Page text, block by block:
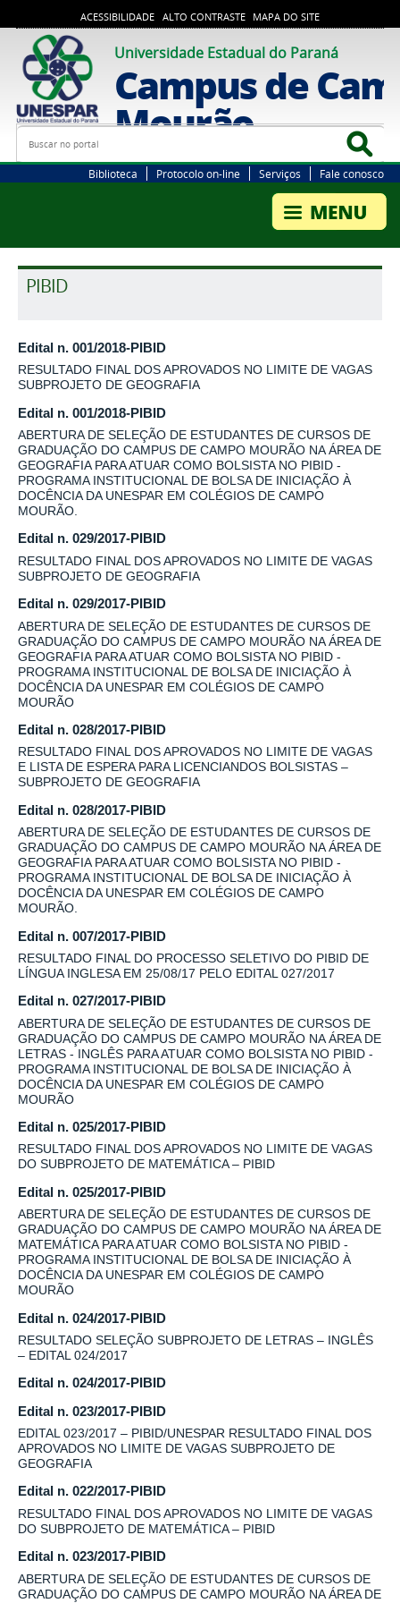
ACESSIBILIDADE ALTO CONTRASTE MAPA DO SITE
Universidade Estadual do Paraná
Campus de
Mourão
Busca
Biblioteca Protocolo on-line Serviços Fale conosco
PIBID
Edital n. 001/2018-PIBID
RESULTADO FINAL DOS APROVADOS NO LIMITE DE VAGAS
SUBPROJETO DE GEOGRAFIA
Edital n. 001/2018-PIBID
ABERTURA DE SELEÇÃO DE ESTUDANTES DE CURSOS DE
GRADUAÇÃO DO CAMPUS DE CAMPO MOURÃO NA ÁREA DE
GEOGRAFIA PARA ATUAR COMO BOLSISTA NO PIBID -
PROGRAMA INSTITUCIONAL DE BOLSA DE INICIAÇÃO À
DOCÊNCIA DA UNESPAR EM COLÉGIOS DE CAMPO
MOURÃO.
Edital n. 029/2017-PIBID
RESULTADO FINAL DOS APROVADOS NO LIMITE DE VAGAS
SUBPROJETO DE GEOGRAFIA
Edital n. 029/2017-PIBID
ABERTURA DE SELEÇÃO DE ESTUDANTES DE CURSOS DE
GRADUAÇÃO DO CAMPUS DE CAMPO MOURÃO NA ÁREA DE
GEOGRAFIA PARA ATUAR COMO BOLSISTA NO PIBID -
PROGRAMA INSTITUCIONAL DE BOLSA DE INICIAÇÃO À
DOCÊNCIA DA UNESPAR EM COLÉGIOS DE CAMPO
MOURÃO
Edital n. 028/2017-PIBID
RESULTADO FINAL DOS APROVADOS NO LIMITE DE VAGAS
E LISTA DE ESPERA PARA LICENCIANDOS BOLSISTAS –
SUBPROJETO DE GEOGRAFIA
Edital n. 028/2017-PIBID
ABERTURA DE SELEÇÃO DE ESTUDANTES DE CURSOS DE
GRADUAÇÃO DO CAMPUS DE CAMPO MOURÃO NA ÁREA DE
GEOGRAFIA PARA ATUAR COMO BOLSISTA NO PIBID -
PROGRAMA INSTITUCIONAL DE BOLSA DE INICIAÇÃO À
DOCÊNCIA DA UNESPAR EM COLÉGIOS DE CAMPO
MOURÃO.
Edital n. 007/2017-PIBID
RESULTADO FINAL DO PROCESSO SELETIVO DO PIBID DE
LÍNGUA INGLESA EM 25/08/17 PELO EDITAL 027/2017
Edital n. 027/2017-PIBID
ABERTURA DE SELEÇÃO DE ESTUDANTES DE CURSOS DE
GRADUAÇÃO DO CAMPUS DE CAMPO MOURÃO NA ÁREA DE
LETRAS - INGLÊS PARA ATUAR COMO BOLSISTA NO PIBID -
PROGRAMA INSTITUCIONAL DE BOLSA DE INICIAÇÃO À
DOCÊNCIA DA UNESPAR EM COLÉGIOS DE CAMPO
MOURÃO
Edital n. 025/2017-PIBID
RESULTADO FINAL DOS APROVADOS NO LIMITE DE VAGAS
DO SUBPROJETO DE MATEMÁTICA – PIBID
Edital n. 025/2017-PIBID
ABERTURA DE SELEÇÃO DE ESTUDANTES DE CURSOS DE
GRADUAÇÃO DO CAMPUS DE CAMPO MOURÃO NA ÁREA DE
MATEMÁTICA PARA ATUAR COMO BOLSISTA NO PIBID -
PROGRAMA INSTITUCIONAL DE BOLSA DE INICIAÇÃO À
DOCÊNCIA DA UNESPAR EM COLÉGIOS DE CAMPO
MOURÃO
Edital n. 024/2017-PIBID
RESULTADO SELEÇÃO SUBPROJETO DE LETRAS – INGLÊS
– EDITAL 024/2017
Edital n. 024/2017-PIBID
Edital n. 023/2017-PIBID
EDITAL 023/2017 – PIBID/UNESPAR RESULTADO FINAL DOS
APROVADOS NO LIMITE DE VAGAS SUBPROJETO DE
GEOGRAFIA
Edital n. 022/2017-PIBID
RESULTADO FINAL DOS APROVADOS NO LIMITE DE VAGAS
DO SUBPROJETO DE MATEMÁTICA – PIBID
Edital n. 023/2017-PIBID
ABERTURA DE SELEÇÃO DE ESTUDANTES DE CURSOS DE
GRADUAÇÃO DO CAMPUS DE CAMPO MOURÃO NA ÁREA DE